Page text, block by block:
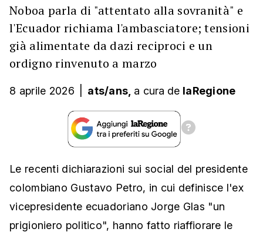
Noboa parla di "attentato alla sovranità" e
l'Ecuador richiama l'ambasciatore; tensioni
già alimentate da dazi reciproci e un
ordigno rinvenuto a marzo
8 aprile 2026 ats/ans, a cura de laRegione
Le recenti dichiarazioni sui social del presidente
colombiano Gustavo Petro, in cui definisce l'ex
vicepresidente ecuadoriano Jorge Glas "un
prigioniero politico", hanno fatto riaffiorare le